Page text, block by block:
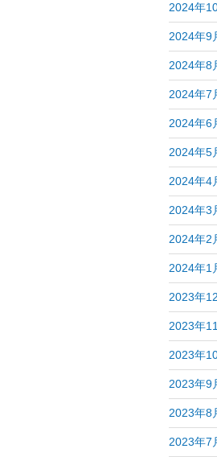
2024年
2024年9
2024年8
2024年7
2024年6
2024年5
2024年4
2024年3
2024年2
2024年1
2023年
2023年
2023年
2023年9
2023年8
2023年7